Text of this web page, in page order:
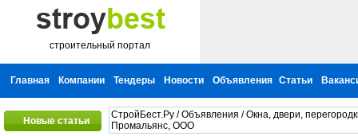
строительный портал
Главная Компании Тендеры Новости Объявления Статьи
Новые статьи
СтройБест.Ру /Объявления /Окна, двери,
Промальянс, ООО